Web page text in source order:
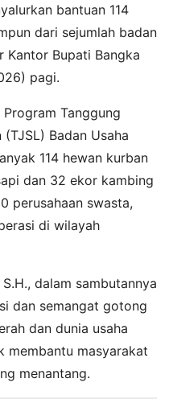
bantuan 114
dari sejumlah badan
Kantor Bupati Bangka
pagi.
Tanggung
Badan Usaha
114 hewan kurban
dan 32 ekor kambing
perusahaan swasta,
di wilayah
dalam sambutannya
dan semangat gotong
dan dunia usaha
membantu masyarakat
menantang.